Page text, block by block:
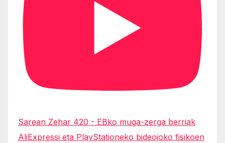
Sarean Zehar 420 - EBko muga-zerga berriak
AliExpressi eta PlayStationeko bideojoko fisikoen